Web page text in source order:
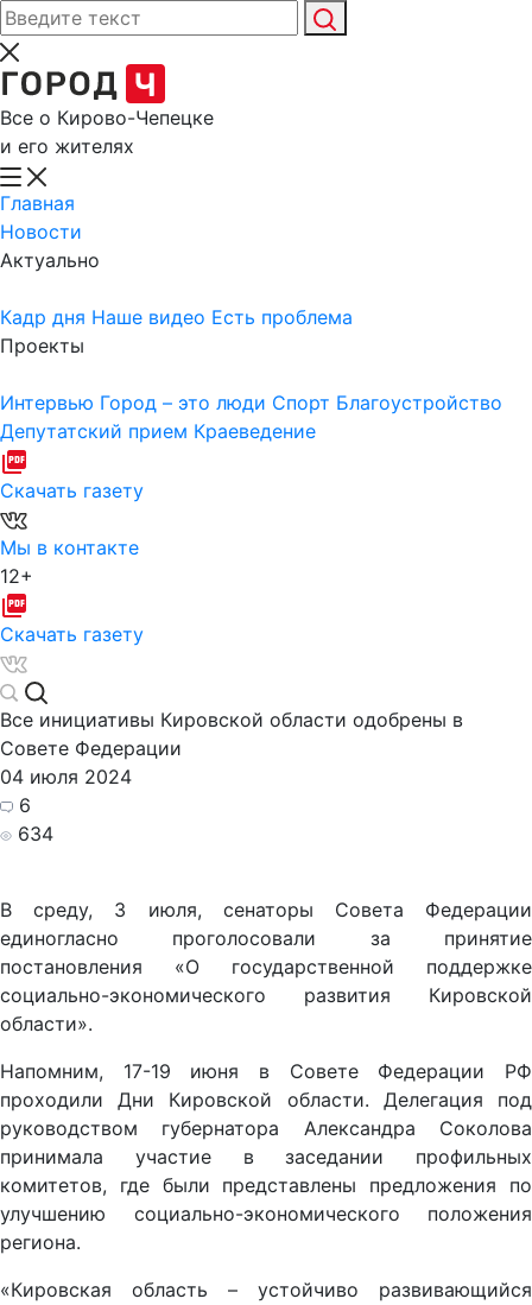
Все о Кирово-Чепецке
и его жителях
Главная
Новости
Актуально
Кадр дня Наше видео Есть проблема
Проекты
Интервью Город – это люди Спорт Благоустройство
Депутатский прием Краеведение
Скачать газету
Мы в контакте
12+
Скачать газету
Все инициативы Кировской области одобрены в
Совете Федерации
04 июля 2024
6
634
В среду, 3 июля, сенаторы Совета Федерации
единогласно проголосовали за принятие
постановления «О государственной поддержке
социально-экономического развития Кировской
области».
Напомним, 17-19 июня в Совете Федерации РФ
проходили Дни Кировской области. Делегация под
руководством губернатора Александра Соколова
принимала участие в заседании профильных
комитетов, где были представлены предложения по
улучшению социально-экономического положения
региона.
«Кировская область – устойчиво развивающийся